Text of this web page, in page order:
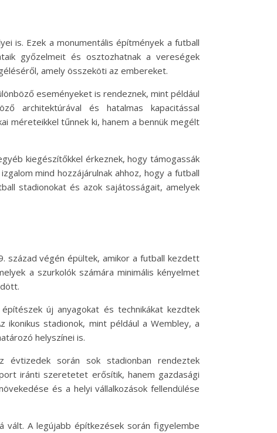
is. Ezek a monumentális építmények a futball
győzelmeit és osztozhatnak a vereségek
amely összeköti az embereket.
eseményeket is rendeznek, mint például
architektúrával és hatalmas kapacitással
méreteikkel tűnnek ki, hanem a bennük megélt
kiegészítőkkel érkeznek, hogy támogassák
mind hozzájárulnak ahhoz, hogy a futball
stadionokat és azok sajátosságait, amelyek
század végén épültek, amikor a futball kezdett
a szurkolók számára minimális kényelmet
új anyagokat és technikákat kezdtek
stadionok, mint például a Wembley, a
helyszínei is.
évtizedek során sok stadionban rendeztek
iránti szeretetet erősítik, hanem gazdasági
és a helyi vállalkozások fellendülése
A legújabb építkezések során figyelembe